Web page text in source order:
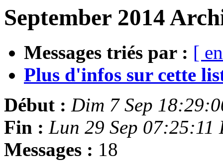
September 2014
Messages triés par : [
Plus d'infos sur cette
Début : Dim 7 Sep
Fin : Lun 29 Sep 07:25:11
Messages : 18